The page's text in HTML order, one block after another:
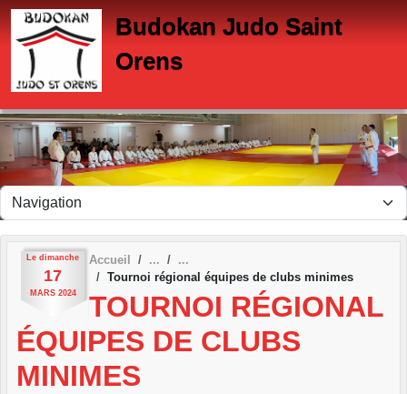
Budokan Judo Saint
Orens
Le dimanche
17
MARS 2024
Accueil
Tournoi régional équipes de clubs minimes
TOURNOI RÉGIONAL
ÉQUIPES DE CLUBS
MINIMES
Panneau de gestion des cookies